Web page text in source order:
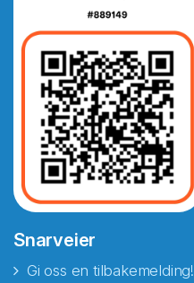
Snarveier
Gi oss en tilbakemelding!